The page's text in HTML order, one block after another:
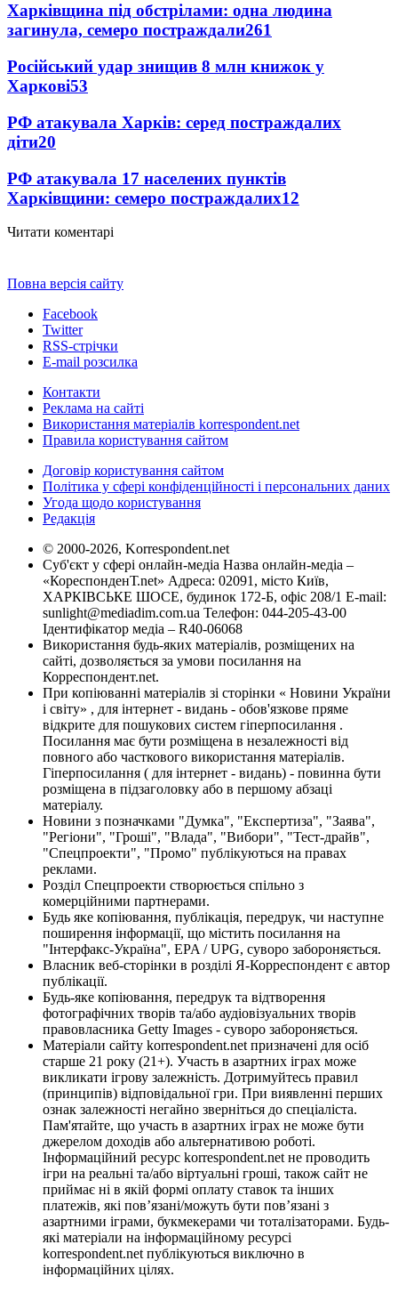
Харківщина під обстрілами: одна людина
загинула, семеро постраждали261
Російський удар знищив 8 млн книжок у
Харкові53
РФ атакувала Харків: серед постраждалих
діти20
РФ атакувала 17 населених пунктів
Харківщини: семеро постраждалих12
Читати коментарі
Повна версія сайту
Facebook
Twitter
RSS-стрічки
E-mail розсилка
Контакти
Реклама на сайті
Використання матеріалів korrespondent.net
Правила користування сайтом
Договір користування сайтом
Політика у сфері конфіденційності і персональних даних
Угода щодо користування
Редакція
© 2000-2026, Korrespondent.net
Суб'єкт у сфері онлайн-медіа Назва онлайн-медіа –
«КореспонденТ.net» Адреса: 02091, місто Київ,
ХАРКІВСЬКЕ ШОСЕ, будинок 172-Б, офіс 208/1 E-mail:
sunlight@mediadim.com.ua Телефон: 044-205-43-00
Ідентифікатор медіа – R40-06068
Використання будь-яких матеріалів, розміщених на
сайті, дозволяється за умови посилання на
Корреспондент.net.
При копіюванні матеріалів зі сторінки « Новини України
і світу» , для інтернет - видань - обов'язкове пряме
відкрите для пошукових систем гіперпосилання .
Посилання має бути розміщена в незалежності від
повного або часткового використання матеріалів.
Гіперпосилання ( для інтернет - видань) - повинна бути
розміщена в підзаголовку або в першому абзаці
матеріалу.
Новини з позначками "Думка", "Експертиза", "Заява",
"Регіони", "Гроші", "Влада", "Вибори", "Тест-драйв",
"Спецпроекти", "Промо" публікуються на правах
реклами.
Розділ Спецпроекти створюється спільно з
комерційними партнерами.
Будь яке копіювання, публікація, передрук, чи наступне
поширення інформації, що містить посилання на
"Інтерфакс-Україна", EPA / UPG, суворо забороняється.
Власник веб-сторінки в розділі Я-Корреспондент є автор
публікації.
Будь-яке копіювання, передрук та відтворення
фотографічних творів та/або аудіовізуальних творів
правовласника Getty Images - суворо забороняється.
Матеріали сайту korrespondent.net призначені для осіб
старше 21 року (21+). Участь в азартних іграх може
викликати ігрову залежність. Дотримуйтесь правил
(принципів) відповідальної гри. При виявленні перших
ознак залежності негайно зверніться до спеціаліста.
Пам'ятайте, що участь в азартних іграх не може бути
джерелом доходів або альтернативою роботі.
Інформаційний ресурс korrespondent.net не проводить
ігри на реальні та/або віртуальні гроші, також сайт не
приймає ні в якій формі оплату ставок та інших
платежів, які пов’язані/можуть бути пов’язані з
азартними іграми, букмекерами чи тоталізаторами. Будь-
які матеріали на інформаційному ресурсі
korrespondent.net публікуються виключно в
інформаційних цілях.